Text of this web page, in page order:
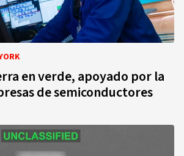
en verde, apoyado por la
de semiconductores